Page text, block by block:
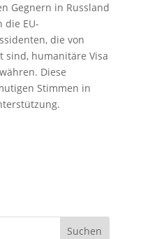
Gegnern in Russland
die EU-
die von
sind, humanitäre Visa
Diese
Stimmen in